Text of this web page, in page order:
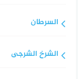
السرطان
الشرخ الشرجى